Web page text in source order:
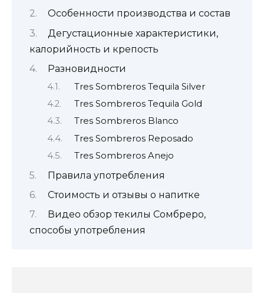
Особенности производства и состав
Дегустационные характеристики,
калорийность и крепость
Разновидности
Tres Sombreros Tequila Silver
Tres Sombreros Tequila Gold
Tres Sombreros Blanco
Tres Sombreros Reposado
Tres Sombreros Anejo
Правила употребления
Стоимость и отзывы о напитке
Видео обзор текилы Сомбреро,
способы употребления